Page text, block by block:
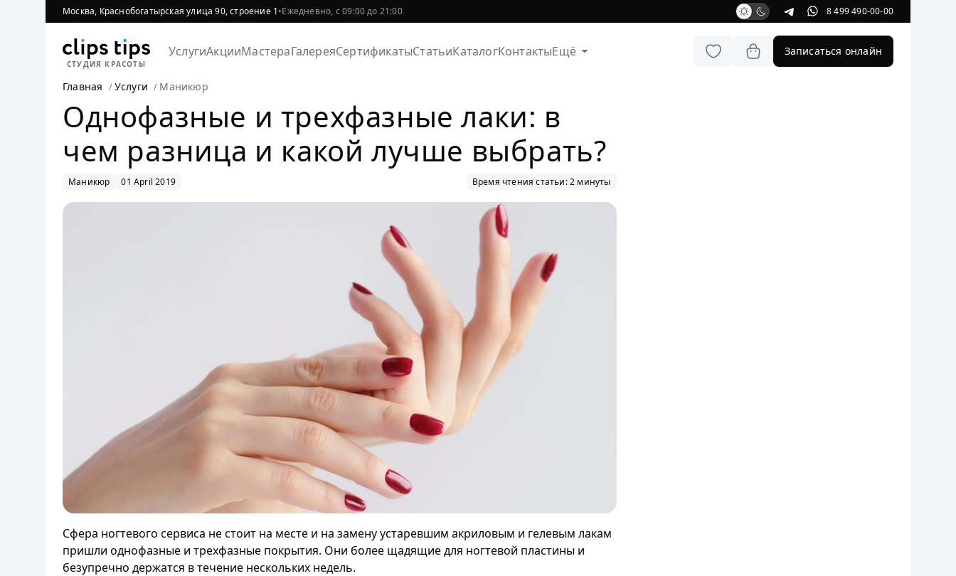
Москва, Краснобогатырская улица 90, строение 1•Ежедневно, с 09:00 до 21:00 8 499 490-00-00
СТУДИЯ КРАСОТЫ
УслугиАкцииМастераГалереяСертификатыСтатьиКаталогКонтактыЕщё Записаться онлайн
Главная Услуги Маникюр
Однофазные и трехфазные лаки: в
чем разница и какой лучше выбрать?
Маникюр 01 April 2019 Время чтения статьи: 2 минуты
Сфера ногтевого сервиса не стоит на месте и на замену устаревшим акриловым и гелевым лакам
пришли однофазные и трехфазные покрытия. Они более щадящие для ногтевой пластины и
безупречно держатся в течение нескольких недель.